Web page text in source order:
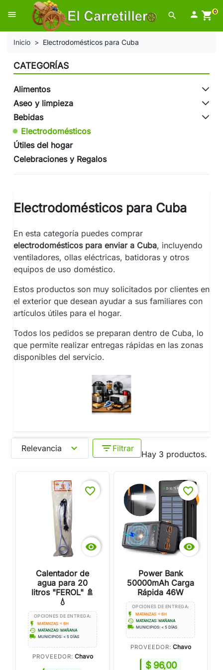
search
menu  shopping_cart0
Inicio Electrodomésticos para Cuba
CATEGORÍAS
Alimentos
Aseo y limpieza
Bebidas
Electrodomésticos
Útiles del hogar
Celebraciones y Regalos
Electrodomésticos para Cuba
En esta categoría puedes comprar
electrodomésticos para enviar a Cuba, incluyendo
ventiladores, ollas eléctricas, batidoras y otros
equipos de uso doméstico.
Estos productos son muy solicitados por clientes en
el exterior que desean ayudar a sus familiares con
artículos útiles para el hogar.
Todos los pedidos se preparan dentro de Cuba, lo
que permite realizar entregas rápidas en las zonas
disponibles del servicio.
Hay 3 productos.
Relevancia expand_more filter_list Filtrar

favorite_border
Calentador de
agua para 20
litros "FEROL" 🚿
💧
OPCIONES DE ENTREGA:
flash_on MATANZAS < 6H
history MATANZAS: MAÑANA
local_shipping MUNICIPIOS: < 5 DÍAS
PROVEEDOR: Chavo

favorite_border
Power Bank
50000mAh Carga
Rápida 46W
OPCIONES DE ENTREGA:
flash_on MATANZAS < 6H
history MATANZAS: MAÑANA
local_shipping MUNICIPIOS: < 5 DÍAS
PROVEEDOR: Chavo
$ 96,00